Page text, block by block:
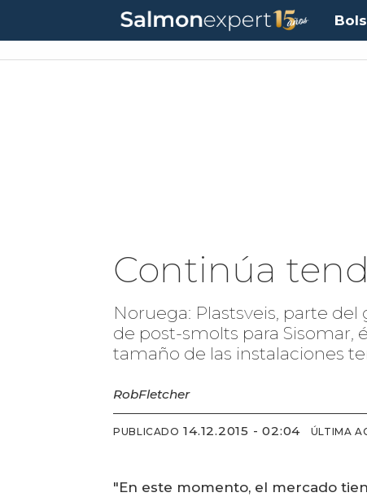
Continúa
Noruega: Plastsveis, parte
de post-smolts para Sisomar,
tamaño de las instalaciones
RobFletcher
PUBLICADO 14.12.2015 - 02:04 ÚLTIMA
"En este momento, el mercado